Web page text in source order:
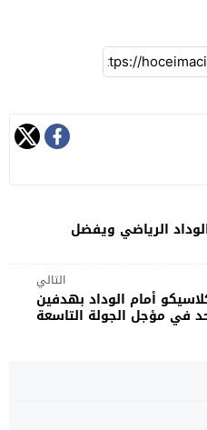
الرياضي ويفضل
التالي
أمام الوداد بهدفين
في مؤجل الجولة التاسعة